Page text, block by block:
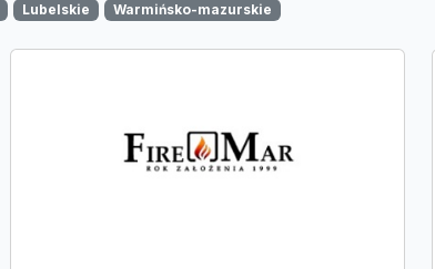
Lubelskie Warmińsko-mazurskie